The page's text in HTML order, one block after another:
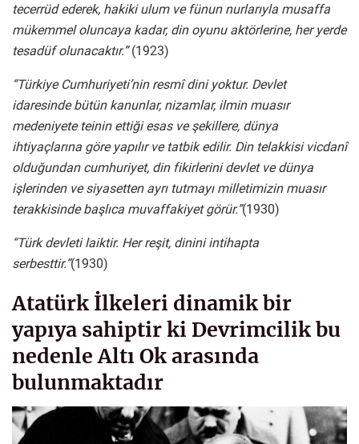
tecerrüd ederek, hakiki ulum ve fünun nurlarıyla musaffa
mükemmel oluncaya kadar, din oyunu aktörlerine, her yerde
tesadüf olunacaktır.”(1923)
“Türkiye Cumhuriyeti’nin resmî dini yoktur. Devlet
idaresinde bütün kanunlar, nizamlar, ilmin muasır
medeniyete teinin ettiği esas ve şekillere, dünya
ihtiyaçlarına göre yapılır ve tatbik edilir. Din telakkisi vicdanî
olduğundan cumhuriyet, din fikirlerini devlet ve dünya
işlerinden ve siyasetten ayrı tutmayı milletimizin muasır
terakkisinde başlıca muvaffakiyet görür.”(1930)
“Türk devleti laiktir. Her reşit, dinini intihapta
serbesttir.”(1930)
Atatürk İlkeleri dinamik bir
yapıya sahiptir ki Devrimcilik bu
nedenle Altı Ok arasında
bulunmaktadır